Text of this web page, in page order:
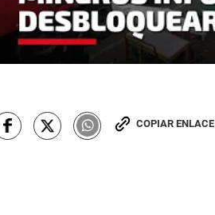
COPIAR ENLACE